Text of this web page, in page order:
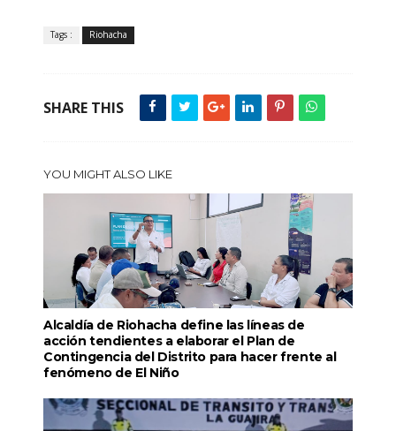
Tags : Riohacha
SHARE THIS
YOU MIGHT ALSO LIKE
Alcaldía de Riohacha define las líneas de
acción tendientes a elaborar el Plan de
Contingencia del Distrito para hacer frente al
fenómeno de El Niño